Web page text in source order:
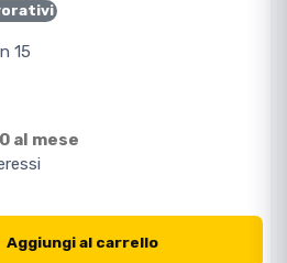
15
al mese
Aggiungi al carrello